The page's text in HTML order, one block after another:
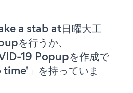
a stab at日曜大工
を行うか、
19 Popupを作成で
」を持っていま